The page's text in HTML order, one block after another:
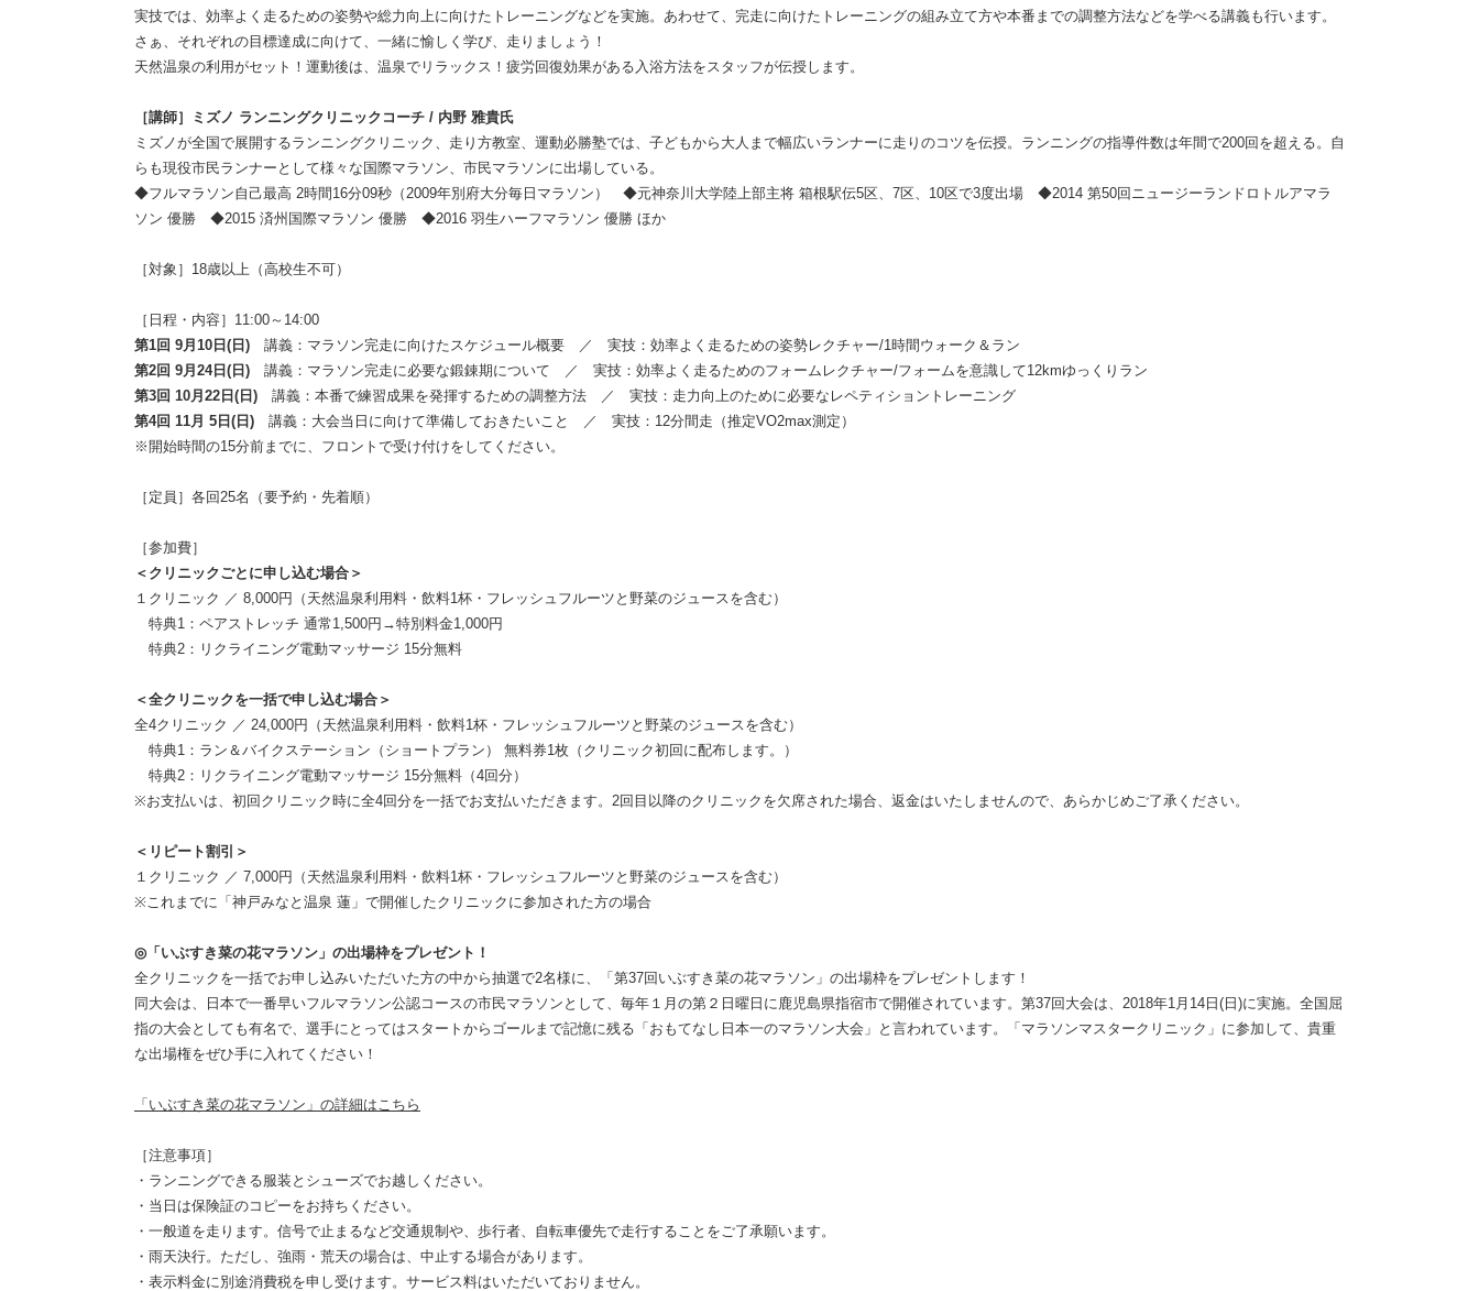
実技では、効率よく走るための姿勢や総力向上に向けたトレーニングなどを実施。あわせて、完走に向けたトレーニングの組み立て方や本番までの調整方法などを学べる講義も行います。
さぁ、それぞれの目標達成に向けて、一緒に愉しく学び、走りましょう！
天然温泉の利用がセット！運動後は、温泉でリラックス！疲労回復効果がある入浴方法をスタッフが伝授します。
［講師］ミズノ ランニングクリニックコーチ / 内野 雅貴氏
ミズノが全国で展開するランニングクリニック、走り方教室、運動必勝塾では、子どもから大人まで幅広いランナーに走りのコツを伝授。ランニングの指導件数は年間で200回を超える。自
らも現役市民ランナーとして様々な国際マラソン、市民マラソンに出場している。
◆フルマラソン自己最高 2時間16分09秒（2009年別府大分毎日マラソン） ◆元神奈川大学陸上部主将 箱根駅伝5区、7区、10区で3度出場 ◆2014 第50回ニュージーランドロトルアマラ
ソン 優勝 ◆2015 済州国際マラソン 優勝 ◆2016 羽生ハーフマラソン 優勝 ほか
［対象］18歳以上（高校生不可）
［日程・内容］11:00～14:00
第1回 9月10日(日) 講義：マラソン完走に向けたスケジュール概要 ／ 実技：効率よく走るための姿勢レクチャー/1時間ウォーク＆ラン
第2回 9月24日(日) 講義：マラソン完走に必要な鍛錬期について ／ 実技：効率よく走るためのフォームレクチャー/フォームを意識して12kmゆっくりラン
第3回 10月22日(日) 講義：本番で練習成果を発揮するための調整方法 ／ 実技：走力向上のために必要なレペティショントレーニング
第4回 11月 5日(日) 講義：大会当日に向けて準備しておきたいこと ／ 実技：12分間走（推定VO2max測定）
※開始時間の15分前までに、フロントで受け付けをしてください。
［定員］各回25名（要予約・先着順）
［参加費］
＜クリニックごとに申し込む場合＞
１クリニック ／ 8,000円（天然温泉利用料・飲料1杯・フレッシュフルーツと野菜のジュースを含む）
特典1：ペアストレッチ 通常1,500円→特別料金1,000円
特典2：リクライニング電動マッサージ 15分無料
＜全クリニックを一括で申し込む場合＞
全4クリニック ／ 24,000円（天然温泉利用料・飲料1杯・フレッシュフルーツと野菜のジュースを含む）
特典1：ラン＆バイクステーション（ショートプラン） 無料券1枚（クリニック初回に配布します。）
特典2：リクライニング電動マッサージ 15分無料（4回分）
※お支払いは、初回クリニック時に全4回分を一括でお支払いただきます。2回目以降のクリニックを欠席された場合、返金はいたしませんので、あらかじめご了承ください。
＜リピート割引＞
１クリニック ／ 7,000円（天然温泉利用料・飲料1杯・フレッシュフルーツと野菜のジュースを含む）
※これまでに「神戸みなと温泉 蓮」で開催したクリニックに参加された方の場合
◎「いぶすき菜の花マラソン」の出場枠をプレゼント！
全クリニックを一括でお申し込みいただいた方の中から抽選で2名様に、「第37回いぶすき菜の花マラソン」の出場枠をプレゼントします！
同大会は、日本で一番早いフルマラソン公認コースの市民マラソンとして、毎年１月の第２日曜日に鹿児島県指宿市で開催されています。第37回大会は、2018年1月14日(日)に実施。全国屈
指の大会としても有名で、選手にとってはスタートからゴールまで記憶に残る「おもてなし日本一のマラソン大会」と言われています。「マラソンマスタークリニック」に参加して、貴重
な出場権をぜひ手に入れてください！
「いぶすき菜の花マラソン」の詳細はこちら
［注意事項］
・ランニングできる服装とシューズでお越しください。
・当日は保険証のコピーをお持ちください。
・一般道を走ります。信号で止まるなど交通規制や、歩行者、自転車優先で走行することをご了承願います。
・雨天決行。ただし、強雨・荒天の場合は、中止する場合があります。
・表示料金に別途消費税を申し受けます。サービス料はいただいておりません。